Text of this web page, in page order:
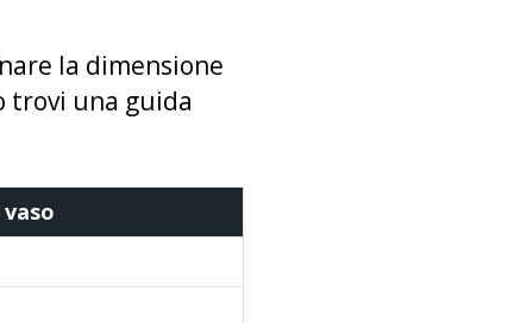
la dimensione
trovi una guida